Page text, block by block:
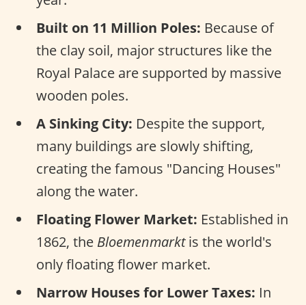
Built on 11 Million Poles: Because of
the clay soil, major structures like the
Royal Palace are supported by massive
wooden poles.
A Sinking City: Despite the support,
many buildings are slowly shifting,
creating the famous "Dancing Houses"
along the water.
Floating Flower Market: Established in
1862, the Bloemenmarktis the world's
only floating flower market.
Narrow Houses for Lower Taxes: In